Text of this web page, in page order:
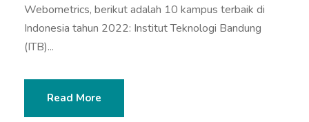
Webometrics, berikut adalah 10 kampus terbaik di
Indonesia tahun 2022: Institut Teknologi Bandung
(ITB)...
Read More